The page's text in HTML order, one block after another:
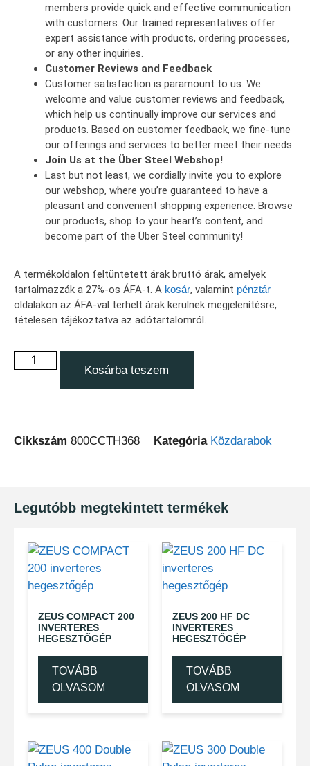
members provide quick and effective communication
with customers. Our trained representatives offer
expert assistance with products, ordering processes,
or any other inquiries.
Customer Reviews and Feedback
Customer satisfaction is paramount to us. We
welcome and value customer reviews and feedback,
which help us continually improve our services and
products. Based on customer feedback, we fine-tune
our offerings and services to better meet their needs.
Join Us at the Über Steel Webshop!
Last but not least, we cordially invite you to explore
our webshop, where you’re guaranteed to have a
pleasant and convenient shopping experience. Browse
our products, shop to your heart’s content, and
become part of the Über Steel community!
A termékoldalon feltüntetett árak bruttó árak, amelyek
tartalmazzák a 27%-os ÁFA-t. A kosár, valamint pénztár
oldalakon az ÁFA-val terhelt árak kerülnek megjelenítésre,
tételesen tájékoztatva az adótartalomról.
Kosárba teszem
Cikkszám 800CCTH368 Kategória Közdarabok
Legutóbb megtekintett termékek
ZEUS COMPACT 200
INVERTERES
HEGESZTŐGÉP
TOVÁBB
OLVASOM
ZEUS 200 HF DC
INVERTERES
HEGESZTŐGÉP
TOVÁBB
OLVASOM